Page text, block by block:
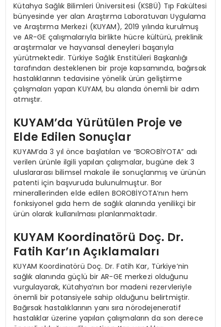
Kütahya Sağlık Bilimleri Üniversitesi (KSBÜ) Tıp Fakültesi
bünyesinde yer alan Araştırma Laboratuvarı Uygulama
ve Araştırma Merkezi (KUYAM), 2019 yılında kurulmuş
ve AR-GE çalışmalarıyla birlikte hücre kültürü, preklinik
araştırmalar ve hayvansal deneyleri başarıyla
yürütmektedir. Türkiye Sağlık Enstitüleri Başkanlığı
tarafından desteklenen bir proje kapsamında, bağırsak
hastalıklarının tedavisine yönelik ürün geliştirme
çalışmaları yapan KUYAM, bu alanda önemli bir adım
atmıştır.
KUYAM’da Yürütülen Proje ve
Elde Edilen Sonuçlar
KUYAM’da 3 yıl önce başlatılan ve “BOROBİYOTA” adı
verilen ürünle ilgili yapılan çalışmalar, bugüne dek 3
uluslararası bilimsel makale ile sonuçlanmış ve ürünün
patenti için başvuruda bulunulmuştur. Bor
minerallerinden elde edilen BOROBİYOTA’nın hem
fonksiyonel gıda hem de sağlık alanında yenilikçi bir
ürün olarak kullanılması planlanmaktadır.
KUYAM Koordinatörü Doç. Dr.
Fatih Kar’ın Açıklamaları
KUYAM Koordinatörü Doç. Dr. Fatih Kar, Türkiye’nin
sağlık alanında güçlü bir AR-GE merkezi olduğunu
vurgulayarak, Kütahya’nın bor madeni rezervleriyle
önemli bir potansiyele sahip olduğunu belirtmiştir.
Bağırsak hastalıklarının yanı sıra nörodejeneratif
hastalıklar üzerine yapılan çalışmaların da son derece